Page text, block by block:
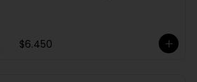
$6.450